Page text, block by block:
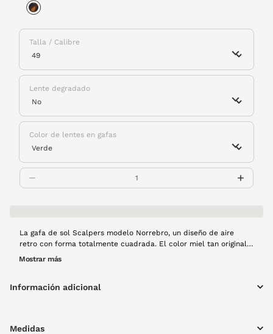
Talla / Calibre
Lente degradado
Color de lentes en gafas
La gafa de sol Scalpers modelo Norrebro, un diseño de aire
retro con forma totalmente cuadrada. El color miel tan original
de la montura hará que puedas combinarla con cualquier look.
Mostrar más
Información adicional
Medidas